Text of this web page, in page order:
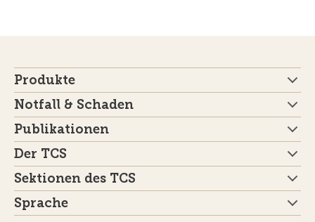
Produkte
Notfall & Schaden
Publikationen
Der TCS
Sektionen des TCS
Sprache